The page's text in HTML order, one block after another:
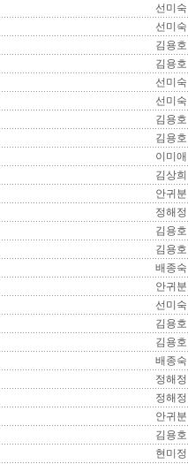
선미숙
선미숙
김용호
김용호
선미숙
선미숙
김용호
김용호
이미애
김상희
안귀분
정해정
김용호
김용호
배종숙
안귀분
선미숙
김용호
김용호
배종숙
정해정
정해정
안귀분
김용호
현미정